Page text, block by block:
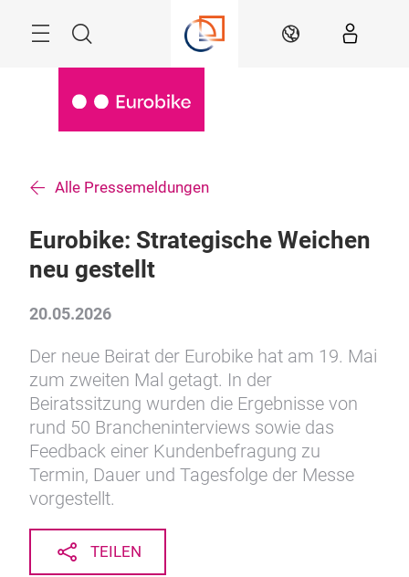
Suche DE
Alle Pressemeldungen
Eurobike: Strategische Weichen
neu gestellt
20.05.2026
Der neue Beirat der Eurobike hat am 19. Mai
zum zweiten Mal getagt. In der
Beiratssitzung wurden die Ergebnisse von
rund 50 Brancheninterviews sowie das
Feedback einer Kundenbefragung zu
Termin, Dauer und Tagesfolge der Messe
vorgestellt.
TEILEN